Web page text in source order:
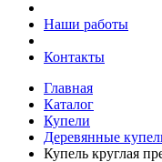
Наши работы
Контакты
Главная
Каталог
Купели
Деревянные
Купель круглая